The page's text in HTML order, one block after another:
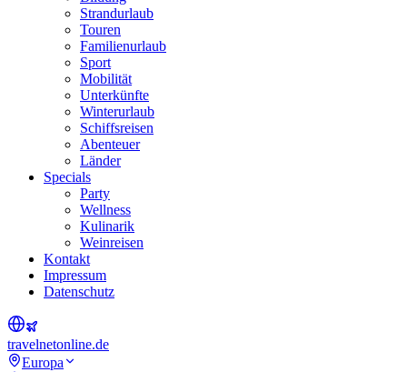
Strandurlaub
Touren
Familienurlaub
Sport
Mobilität
Unterkünfte
Winterurlaub
Schiffsreisen
Abenteuer
Länder
Specials
Party
Wellness
Kulinarik
Weinreisen
Kontakt
Impressum
Datenschutz
travelnetonline.de
Europa